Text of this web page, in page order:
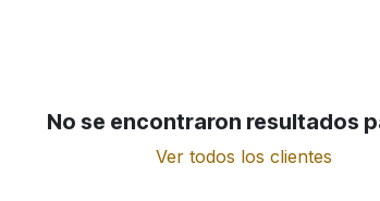
No se encontraron resultados
Ver todos los clientes